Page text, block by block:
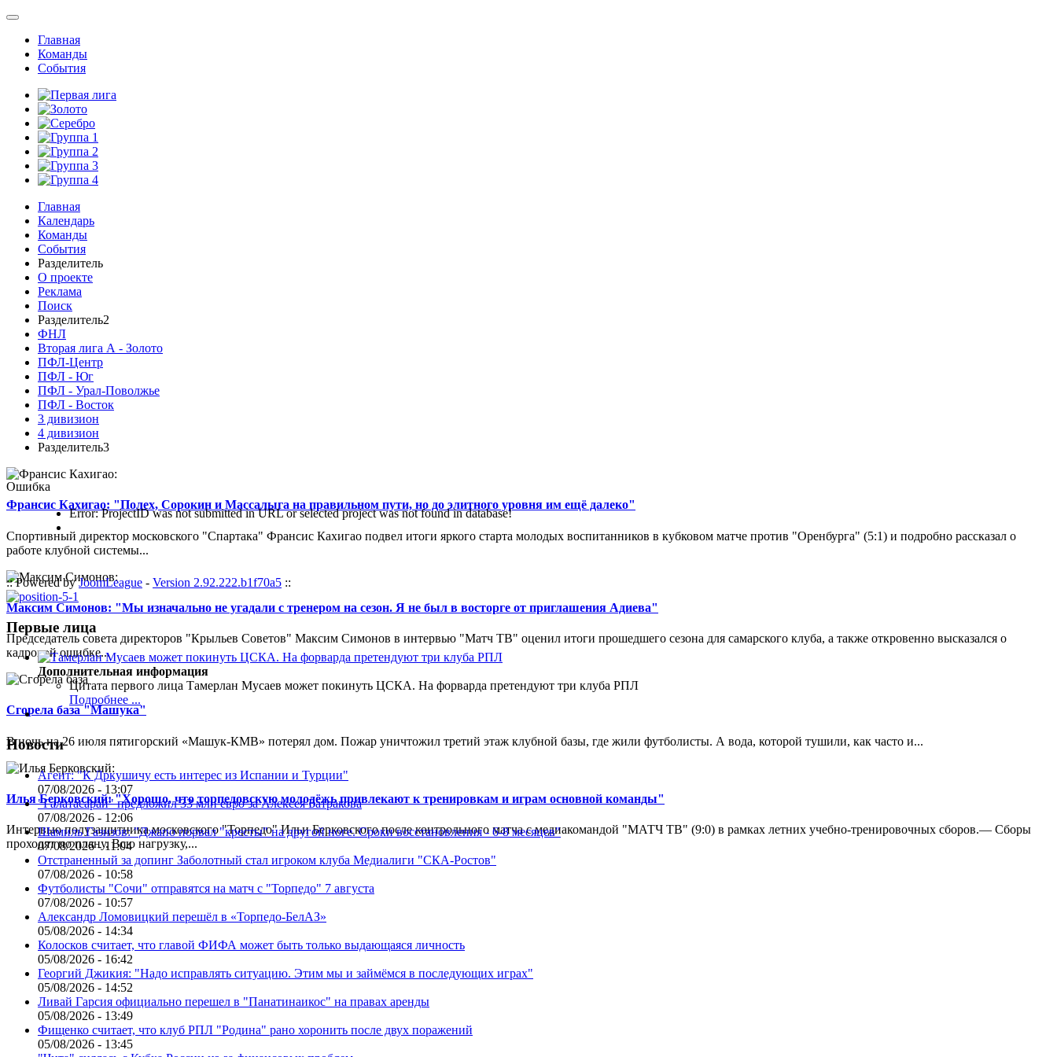
Главная
Команды
События
Главная
Календарь
Команды
События
Разделитель
О проекте
Реклама
Поиск
Разделитель2
ФНЛ
Вторая лига А - Золото
ПФЛ-Центр
ПФЛ - Юг
ПФЛ - Урал-Поволжье
ПФЛ - Восток
3 дивизион
4 дивизион
Разделитель3
Франсис Кахигао: "Полех, Сорокин и Массалыга на правильном пути, но до элитного уровня им ещё далеко"
Спортивный директор московского "Спартака" Франсис Кахигао подвел итоги яркого старта молодых воспитанников в кубковом матче против "Оренбурга" (5:1) и подробно рассказал о
работе клубной системы...
Максим Симонов: "Мы изначально не угадали с тренером на сезон. Я не был в восторге от приглашения Адиева"
Председатель совета директоров "Крыльев Советов" Максим Симонов в интервью "Матч ТВ" оценил итоги прошедшего сезона для самарского клуба, а также откровенно высказался о
кадровой ошибке...
Сгорела база "Машука"
В ночь на 26 июля пятигорский «Машук-КМВ» потерял дом. Пожар уничтожил третий этаж клубной базы, где жили футболисты. А вода, которой тушили, как часто и...
Илья Берковский: "Хорошо, что торпедовскую молодёжь привлекают к тренировкам и играм основной команды"
Интервью полузащитника московского "Торпедо" Ильи Берковского после контрольного матча с медиакомандой "МАТЧ ТВ" (9:0) в рамках летних учебно-тренировочных сборов.— Сборы
проходят по плану. Всю нагрузку,...
Ошибка
Error: ProjectID was not submitted in URL or selected project was not found in database!
:: Powered byJoomLeague - Version 2.92.222.b1f70a5 ::
Первые лица
Дополнительная информация
Цитата первого лица Тамерлан Мусаев может покинуть ЦСКА. На форварда претендуют три клуба РПЛ
Подробнее ...
Новости
Агент: "К Дркушичу есть интерес из Испании и Турции"
07/08/2026 - 13:07
"Галатасарай" предложил 33 млн евро за Алексея Батракова
07/08/2026 - 12:06
Шамиль Газизов: "Джапо порвал "кресты" на другой ноге. Сроки восстановления - 6-8 месяцев"
07/08/2026 - 11:04
Отстраненный за допинг Заболотный стал игроком клуба Медиалиги "СКА-Ростов"
07/08/2026 - 10:58
Футболисты "Сочи" отправятся на матч с "Торпедо" 7 августа
07/08/2026 - 10:57
Александр Ломовицкий перешёл в «Торпедо-БелАЗ»
05/08/2026 - 14:34
Колосков считает, что главой ФИФА может быть только выдающаяся личность
05/08/2026 - 16:42
Георгий Джикия: "Надо исправлять ситуацию. Этим мы и займёмся в последующих играх"
05/08/2026 - 14:52
Ливай Гарсия официально перешел в "Панатинаикос" на правах аренды
05/08/2026 - 13:49
Фищенко считает, что клуб РПЛ "Родина" рано хоронить после двух поражений
05/08/2026 - 13:45